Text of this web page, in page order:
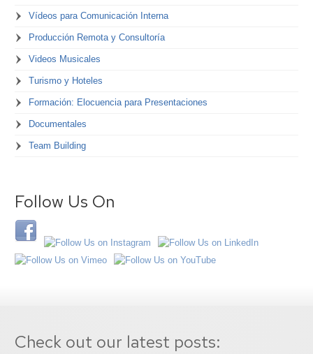
Vídeos para Comunicación Interna
Producción Remota y Consultoría
Videos Musicales
Turismo y Hoteles
Formación: Elocuencia para Presentaciones
Documentales
Team Building
Follow Us On
Check out our latest posts: